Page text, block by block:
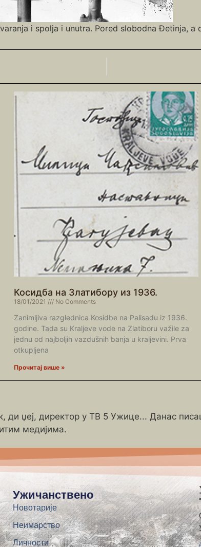
i spolja i unutra. Pored slobodna Đetinja, a
Косидба на Златибору из 1936.
18/01/2021 No Comments
Zanimljiva razglednica Kosidbe na Palisadu iz 1936.
godine. Tada su Kraljeve vode na Zlatiboru važile za
jednu od najboljih vazdušnih banja u kraljevini. Prva
otkupljena
Прочитај више »
ди џеј, директор у ТВ 5 Ужице... Данас
медијима.
Ужичанствено
Новотарије
Неимарство
Личности